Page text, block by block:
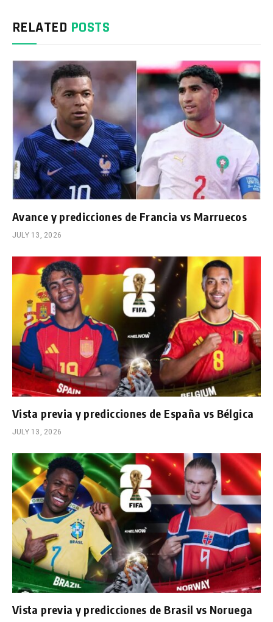
RELATED POSTS
Avance y predicciones de Francia vs Marruecos
JULY 13, 2026
Vista previa y predicciones de España vs Bélgica
JULY 13, 2026
Vista previa y predicciones de Brasil vs Noruega